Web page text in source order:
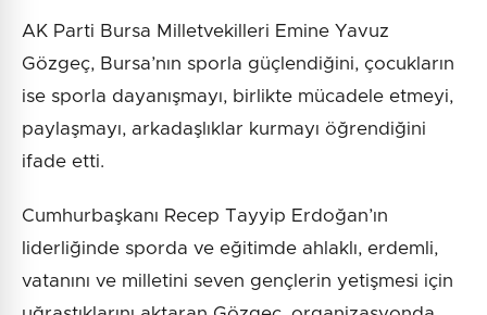
AK Parti Bursa Milletvekilleri Emine Yavuz
Gözgeç, Bursa’nın sporla güçlendiğini, çocukların
ise sporla dayanışmayı, birlikte mücadele etmeyi,
paylaşmayı, arkadaşlıklar kurmayı öğrendiğini
ifade etti.
Cumhurbaşkanı Recep Tayyip Erdoğan’ın
liderliğinde sporda ve eğitimde ahlaklı, erdemli,
vatanını ve milletini seven gençlerin yetişmesi için